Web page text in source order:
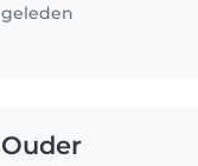
geleden
Ouder